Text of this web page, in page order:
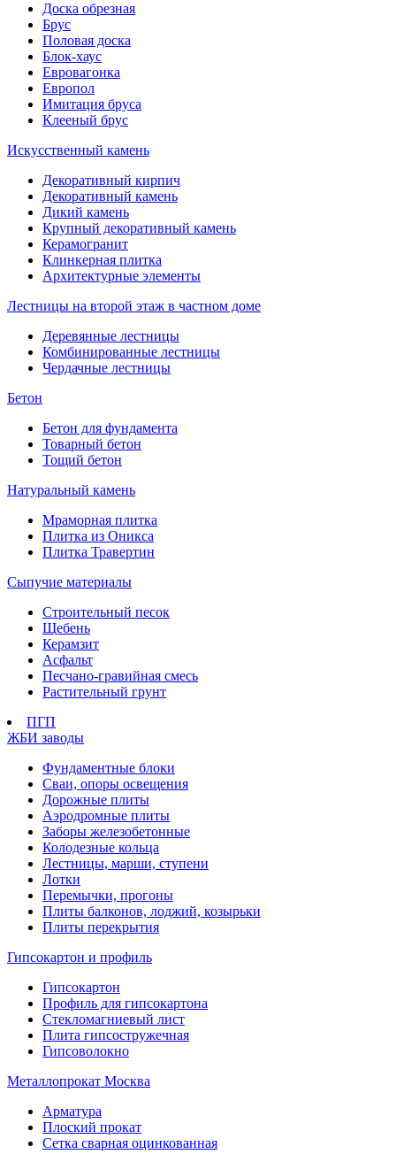
Доска обрезная
Брус
Половая доска
Блок-хаус
Евровагонка
Европол
Имитация бруса
Клееный брус
Искусственный камень
Декоративный кирпич
Декоративный камень
Дикий камень
Крупный декоративный камень
Керамогранит
Клинкерная плитка
Архитектурные элементы
Лестницы на второй этаж в частном доме
Деревянные лестницы
Комбинированные лестницы
Чердачные лестницы
Бетон
Бетон для фундамента
Товарный бетон
Тощий бетон
Натуральный камень
Мраморная плитка
Плитка из Оникса
Плитка Травертин
Сыпучие материалы
Строительный песок
Щебень
Керамзит
Асфальт
Песчано-гравийная смесь
Растительный грунт
ПГП
ЖБИ заводы
Фундаментные блоки
Сваи, опоры освещения
Дорожные плиты
Аэродромные плиты
Заборы железобетонные
Колодезные кольца
Лестницы, марши, ступени
Лотки
Перемычки, прогоны
Плиты балконов, лоджий, козырьки
Плиты перекрытия
Гипсокартон и профиль
Гипсокартон
Профиль для гипсокартона
Стекломагниевый лист
Плита гипсостружечная
Гипсоволокно
Металлопрокат Москва
Арматура
Плоский прокат
Сетка сварная оцинкованная